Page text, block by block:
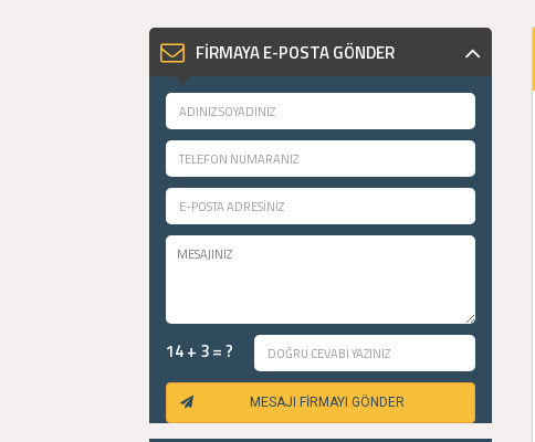
FİRMAYA E-POSTA GÖNDER
14 + 3 = ?
MESAJI FİRMAYI GÖNDER